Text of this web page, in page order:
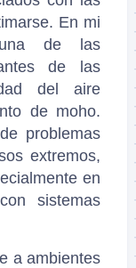
En mi
una de las
de las
del aire
de moho.
problemas
extremos,
en
sistemas
a ambientes